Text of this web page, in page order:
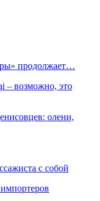
продолжает…
– возможно, это
олени,
с собой